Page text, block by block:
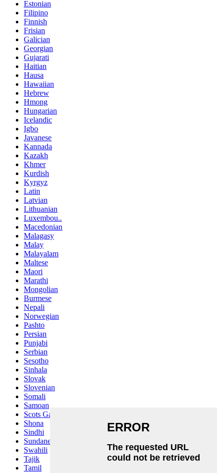
Estonian
Filipino
Finnish
Frisian
Galician
Georgian
Gujarati
Haitian
Hausa
Hawaiian
Hebrew
Hmong
Hungarian
Icelandic
Igbo
Javanese
Kannada
Kazakh
Khmer
Kurdish
Kyrgyz
Latin
Latvian
Lithuanian
Luxembou..
Macedonian
Malagasy
Malay
Malayalam
Maltese
Maori
Marathi
Mongolian
Burmese
Nepali
Norwegian
Pashto
Persian
Punjabi
Serbian
Sesotho
Sinhala
Slovak
Slovenian
Somali
Samoan
Scots Gaelic
Shona
Sindhi
Sundanese
Swahili
Tajik
Tamil